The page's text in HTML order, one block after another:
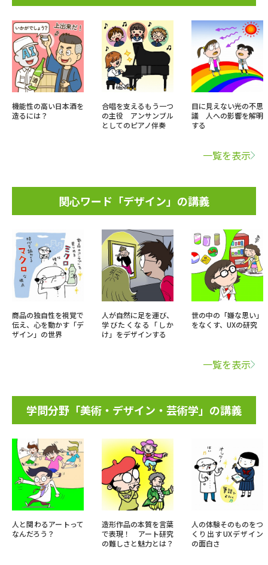
機能性の高い日本酒を
造るには？
合唱を支えるもう一つ
の主役 アンサンブル
としてのピアノ伴奏
目に見えない光の不思
議 人への影響を解明
する
一覧を表示
関心ワード「デザイン」の講義
商品の独自性を視覚で
伝え、心を動かす「デ
ザイン」の世界
人が自然に足を運び、
学びたくなる「しか
け」をデザインする
世の中の「嫌な思い」
をなくす、UXの研究
一覧を表示
学問分野「美術・デザイン・芸術学」の講義
人と関わるアートって
なんだろう？
造形作品の本質を言葉
で表現！ アート研究
の難しさと魅力とは？
人の体験そのものをつ
くり出すUXデザイン
の面白さ